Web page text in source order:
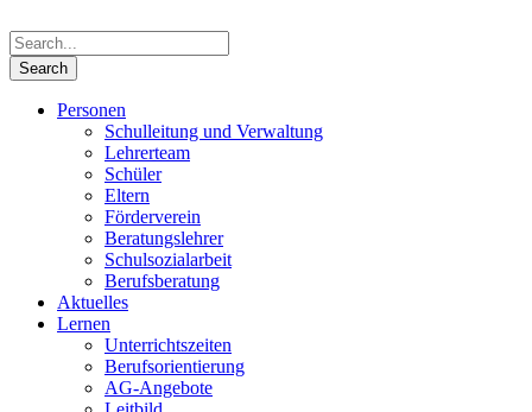
Personen
Schulleitung und Verwaltung
Lehrerteam
Schüler
Eltern
Förderverein
Beratungslehrer
Schulsozialarbeit
Berufsberatung
Aktuelles
Lernen
Unterrichtszeiten
Berufsorientierung
AG-Angebote